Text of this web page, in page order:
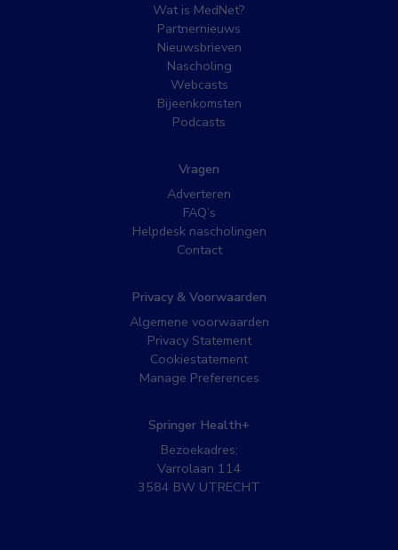
Wat is MedNet?
Partnernieuws
Nieuwsbrieven
Nascholing
Webcasts
Bijeenkomsten
Podcasts
Vragen
Adverteren
FAQ’s
Helpdesk nascholingen
Contact
Privacy & Voorwaarden
Algemene voorwaarden
Privacy Statement
Cookiestatement
Manage Preferences
Springer Health+
Bezoekadres:
Varrolaan 114
3584 BW UTRECHT